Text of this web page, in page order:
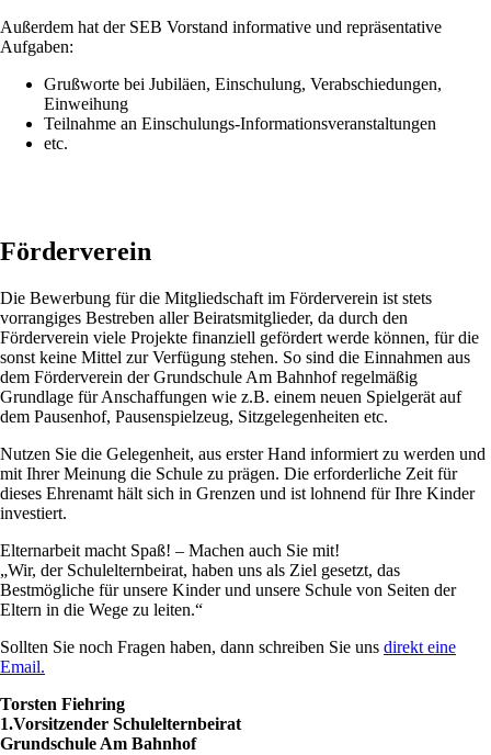
Außerdem hat der SEB Vorstand informative und repräsentative
Aufgaben:
Grußworte bei Jubiläen, Einschulung, Verabschiedungen,
Einweihung
Teilnahme an Einschulungs-Informationsveranstaltungen
etc.
Förderverein
Die Bewerbung für die Mitgliedschaft im Förderverein ist stets
vorrangiges Bestreben aller Beiratsmitglieder, da durch den
Förderverein viele Projekte finanziell gefördert werde können, für die
sonst keine Mittel zur Verfügung stehen. So sind die Einnahmen aus
dem Förderverein der Grundschule Am Bahnhof regelmäßig
Grundlage für Anschaffungen wie z.B. einem neuen Spielgerät auf
dem Pausenhof, Pausenspielzeug, Sitzgelegenheiten etc.
Nutzen Sie die Gelegenheit, aus erster Hand informiert zu werden und
mit Ihrer Meinung die Schule zu prägen. Die erforderliche Zeit für
dieses Ehrenamt hält sich in Grenzen und ist lohnend für Ihre Kinder
investiert.
Elternarbeit macht Spaß! – Machen auch Sie mit!
„Wir, der Schulelternbeirat, haben uns als Ziel gesetzt, das
Bestmögliche für unsere Kinder und unsere Schule von Seiten der
Eltern in die Wege zu leiten.“
Sollten Sie noch Fragen haben, dann schreiben Sie uns direkt eine
Email.
Torsten Fiehring
1.Vorsitzender Schulelternbeirat
Grundschule Am Bahnhof